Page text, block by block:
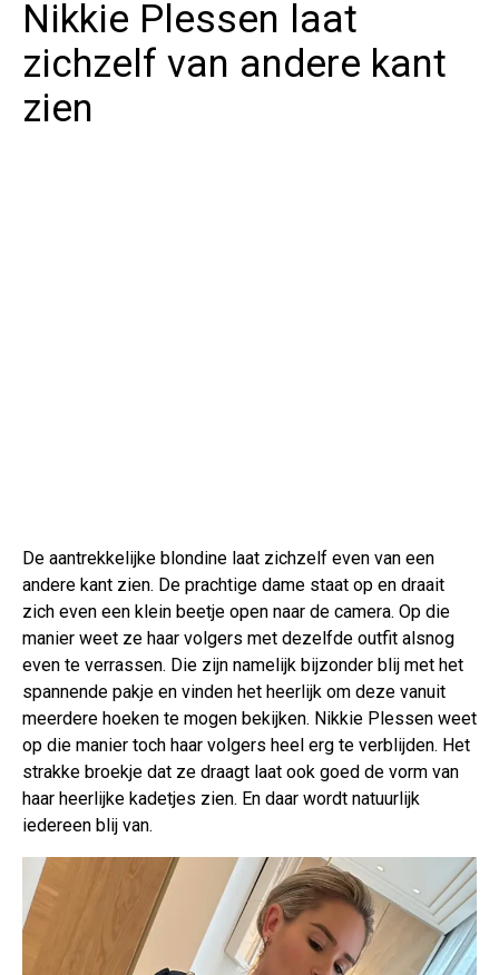
Nikkie Plessen laat
zichzelf van andere kant
zien
De aantrekkelijke blondine laat zichzelf even van een
andere kant zien. De prachtige dame staat op en draait
zich even een klein beetje open naar de camera. Op die
manier weet ze haar volgers met dezelfde outfit alsnog
even te verrassen. Die zijn namelijk bijzonder blij met het
spannende pakje en vinden het heerlijk om deze vanuit
meerdere hoeken te mogen bekijken. Nikkie Plessen weet
op die manier toch haar volgers heel erg te verblijden. Het
strakke broekje dat ze draagt laat ook goed de vorm van
haar heerlijke kadetjes zien. En daar wordt natuurlijk
iedereen blij van.